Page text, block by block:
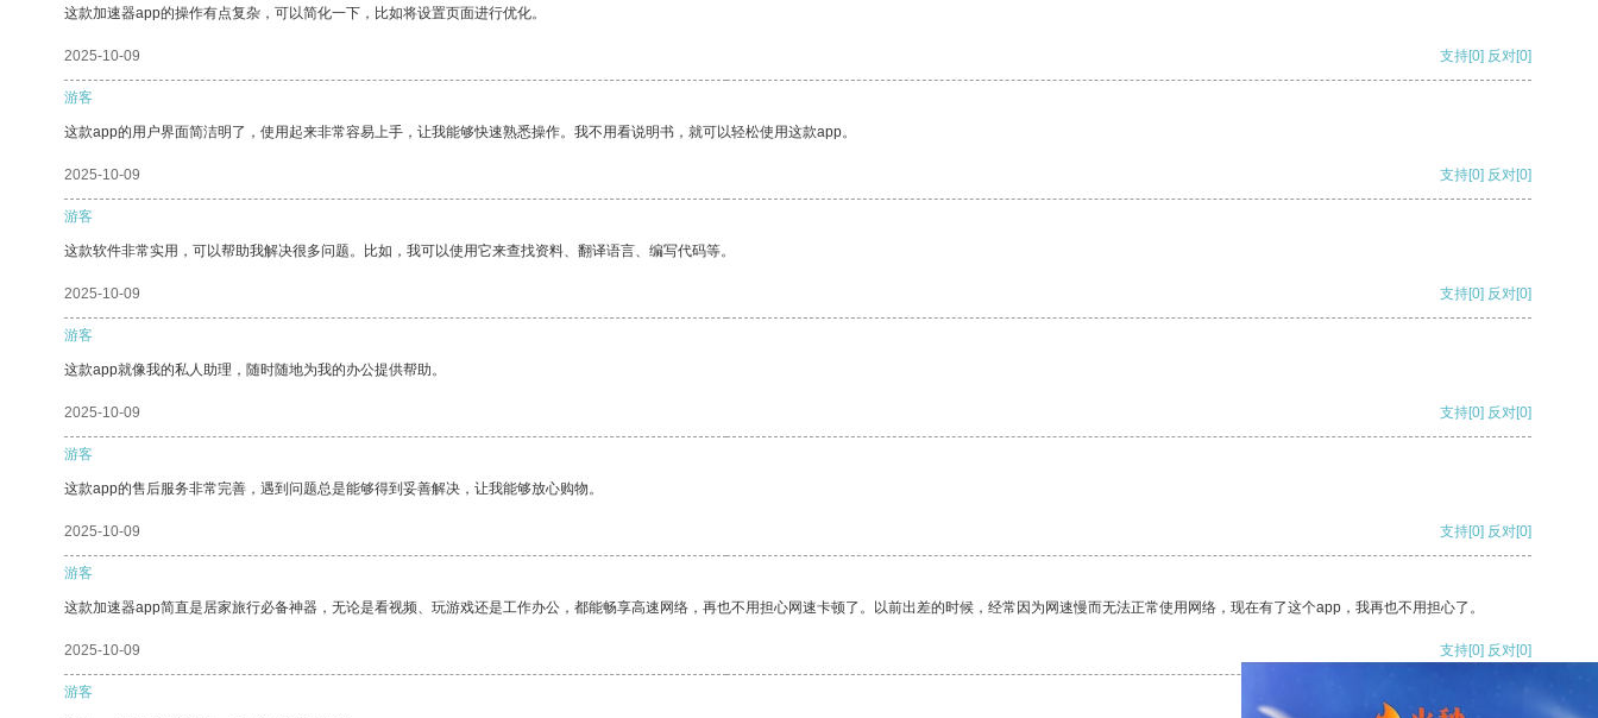
这款加速器app的操作有点复杂，可以简化一下，比如将设置页面进行优化。
2025-10-09 支持[0] 反对[0]
游客
这款app的用户界面简洁明了，使用起来非常容易上手，让我能够快速熟悉操作。我不用看说明书，就可以轻松使用这款app。
2025-10-09 支持[0] 反对[0]
游客
这款软件非常实用，可以帮助我解决很多问题。比如，我可以使用它来查找资料、翻译语言、编写代码等。
2025-10-09 支持[0] 反对[0]
游客
这款app就像我的私人助理，随时随地为我的办公提供帮助。
2025-10-09 支持[0] 反对[0]
游客
这款app的售后服务非常完善，遇到问题总是能够得到妥善解决，让我能够放心购物。
2025-10-09 支持[0] 反对[0]
游客
这款加速器app简直是居家旅行必备神器，无论是看视频、玩游戏还是工作办公，都能畅享高速网络，再也不用担心网速卡顿了。以前出差的时候，经常因为网速慢而无法正常使用网络，现在有了这个app，我再也不用担心了。
2025-10-09 支持[0] 反对[0]
游客